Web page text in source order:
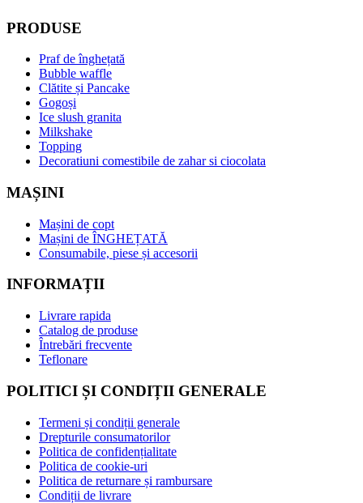
PRODUSE
Praf de înghețată
Bubble waffle
Clătite și Pancake
Gogoși
Ice slush granita
Milkshake
Topping
Decoratiuni comestibile de zahar si ciocolata
MAȘINI
Mașini de copt
Mașini de ÎNGHEȚATĂ
Consumabile, piese și accesorii
INFORMAȚII
Livrare rapida
Catalog de produse
Întrebări frecvente
Teflonare
POLITICI ȘI CONDIȚII GENERALE
Termeni și condiții generale
Drepturile consumatorilor
Politica de confidențialitate
Politica de cookie-uri
Politica de returnare și rambursare
Condiții de livrare